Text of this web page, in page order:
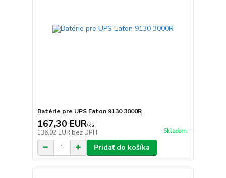
Batérie pre UPS Eaton 9130 3000R
167,30 EUR/ks
136,02 EUR bez DPH Skladom
Pridať do košíka